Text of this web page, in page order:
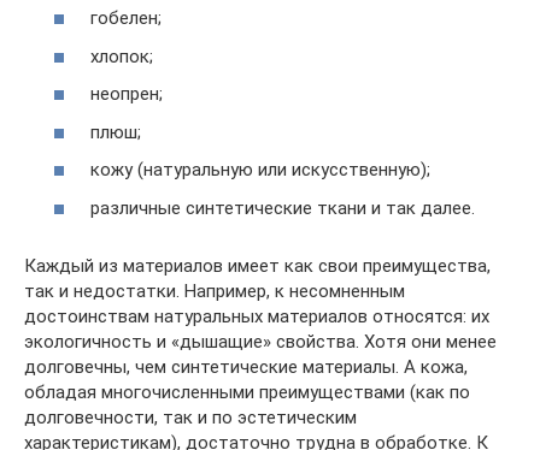
гобелен;
хлопок;
неопрен;
плюш;
кожу (натуральную или искусственную);
различные синтетические ткани и так далее.
Каждый из материалов имеет как свои преимущества,
так и недостатки. Например, к несомненным
достоинствам натуральных материалов относятся: их
экологичность и «дышащие» свойства. Хотя они менее
долговечны, чем синтетические материалы. А кожа,
обладая многочисленными преимуществами (как по
долговечности, так и по эстетическим
характеристикам), достаточно трудна в обработке. К